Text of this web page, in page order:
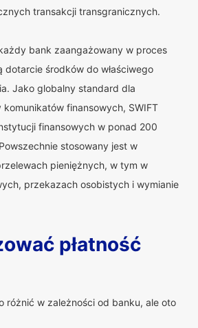
transakcji transgranicznych.
bank zaangażowany w proces
dotarcie środków do właściwego
Jako globalny standard dla
finansowych, SWIFT
finansowych w ponad 200
stosowany jest w
pieniężnych, w tym w
przekazach osobistych i wymianie
płatność
różnić w zależności od banku, ale oto